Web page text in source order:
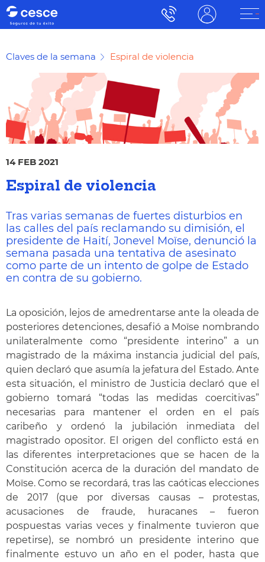
Claves de la semana Espiral de violencia
14 FEB 2021
Espiral de violencia
Tras varias semanas de fuertes disturbios en
las calles del país reclamando su dimisión, el
presidente de Haití, Jonevel Moïse, denunció la
semana pasada una tentativa de asesinato
como parte de un intento de golpe de Estado
en contra de su gobierno.
La oposición, lejos de amedrentarse ante la oleada de
posteriores detenciones, desafió a Moïse nombrando
unilateralmente como “presidente interino” a un
magistrado de la máxima instancia judicial del país,
quien declaró que asumía la jefatura del Estado. Ante
esta situación, el ministro de Justicia declaró que el
gobierno tomará “todas las medidas coercitivas”
necesarias para mantener el orden en el país
caribeño y ordenó la jubilación inmediata del
magistrado opositor. El origen del conflicto está en
las diferentes interpretaciones que se hacen de la
Constitución acerca de la duración del mandato de
Moïse. Como se recordará, tras las caóticas elecciones
de 2017 (que por diversas causas – protestas,
acusaciones de fraude, huracanes – fueron
pospuestas varias veces y finalmente tuvieron que
repetirse), se nombró un presidente interino que
finalmente estuvo un año en el poder, hasta que